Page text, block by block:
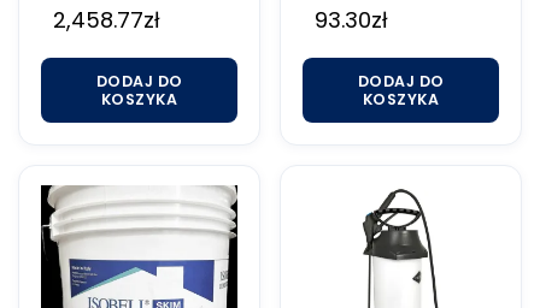
5.00
na 5
2,458.77zł
DODAJ DO
KOSZYKA
93.30zł
DODAJ DO
KOSZYKA